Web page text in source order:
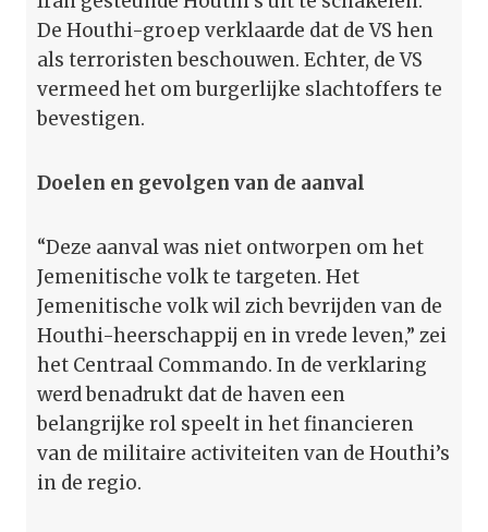
De Houthi-groep verklaarde dat de VS hen
als terroristen beschouwen. Echter, de VS
vermeed het om burgerlijke slachtoffers te
bevestigen.
Doelen en gevolgen van de aanval
“Deze aanval was niet ontworpen om het
Jemenitische volk te targeten. Het
Jemenitische volk wil zich bevrijden van de
Houthi-heerschappij en in vrede leven,” zei
het Centraal Commando. In de verklaring
werd benadrukt dat de haven een
belangrijke rol speelt in het financieren
van de militaire activiteiten van de Houthi’s
in de regio.